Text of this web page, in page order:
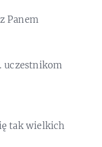
Panem
uczestnikom
tak wielkich